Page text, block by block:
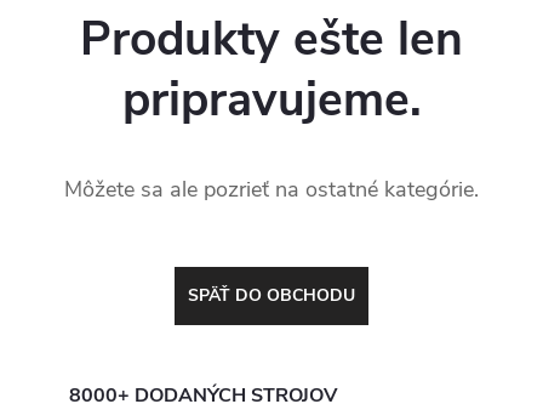
Produkty ešte len
pripravujeme.
Môžete sa ale pozrieť na ostatné kategórie.
SPÄŤ DO OBCHODU
8000+ DODANÝCH STROJOV